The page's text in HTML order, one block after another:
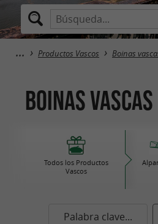
Productos Vascos Boinas
Boinas
Todos los Productos
Vascos
Palabra clave...